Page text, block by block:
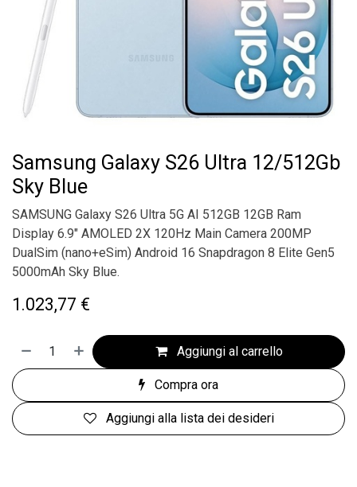
Samsung Galaxy S26 Ultra 12/512Gb
Sky Blue
SAMSUNG Galaxy S26 Ultra 5G AI 512GB 12GB Ram
Display 6.9" AMOLED 2X 120Hz Main Camera 200MP
DualSim (nano+eSim) Android 16 Snapdragon 8 Elite Gen5
5000mAh Sky Blue.
1.023,77 €
Aggiungi al carrello
Compra ora
Aggiungi alla lista dei desideri